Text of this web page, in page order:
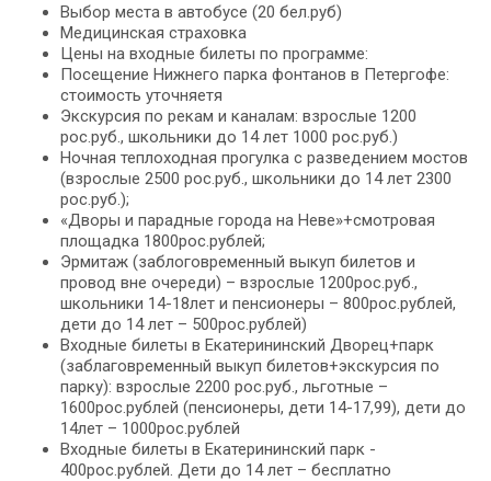
Выбор места в автобусе (20 бел.руб)
Медицинская страховка
Цены на входные билеты по программе:
Посещение Нижнего парка фонтанов в Петергофе:
стоимость уточняетя
Экскурсия по рекам и каналам: взрослые 1200
рос.руб., школьники до 14 лет 1000 рос.руб.)
Ночная теплоходная прогулка с разведением мостов
(взрослые 2500 рос.руб., школьники до 14 лет 2300
рос.руб.);
«Дворы и парадные города на Неве»+смотровая
площадка 1800рос.рублей;
Эрмитаж (заблоговременный выкуп билетов и
провод вне очереди) – взрослые 1200рос.руб.,
школьники 14-18лет и пенсионеры – 800рос.рублей,
дети до 14 лет – 500рос.рублей)
Входные билеты в Екатерининский Дворец+парк
(заблаговременный выкуп билетов+экскурсия по
парку): взрослые 2200 рос.руб., льготные –
1600рос.рублей (пенсионеры, дети 14-17,99), дети до
14лет – 1000рос.рублей
Входные билеты в Екатерининский парк -
400рос.рублей. Дети до 14 лет – бесплатно